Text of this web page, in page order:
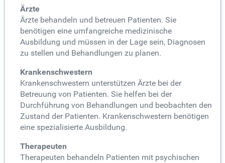
Ärzte
Ärzte behandeln und betreuen Patienten. Sie
benötigen eine umfangreiche medizinische
Ausbildung und müssen in der Lage sein, Diagnosen
zu stellen und Behandlungen zu planen.
Krankenschwestern
Krankenschwestern unterstützen Ärzte bei der
Betreuung von Patienten. Sie helfen bei der
Durchführung von Behandlungen und beobachten den
Zustand der Patienten. Krankenschwestern benötigen
eine spezialisierte Ausbildung.
Therapeuten
Therapeuten behandeln Patienten mit psychischen